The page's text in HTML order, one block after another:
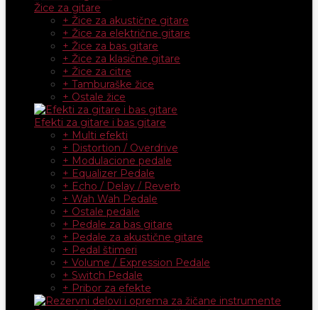
Žice za gitare
+ Žice za akustične gitare
+ Žice za električne gitare
+ Žice za bas gitare
+ Žice za klasične gitare
+ Žice za citre
+ Tamburaške žice
+ Ostale žice
Efekti za gitare i bas gitare
+ Multi efekti
+ Distortion / Overdrive
+ Modulacione pedale
+ Equalizer Pedale
+ Echo / Delay / Reverb
+ Wah Wah Pedale
+ Ostale pedale
+ Pedale za bas gitare
+ Pedale za akustične gitare
+ Pedal štimeri
+ Volume / Expression Pedale
+ Switch Pedale
+ Pribor za efekte